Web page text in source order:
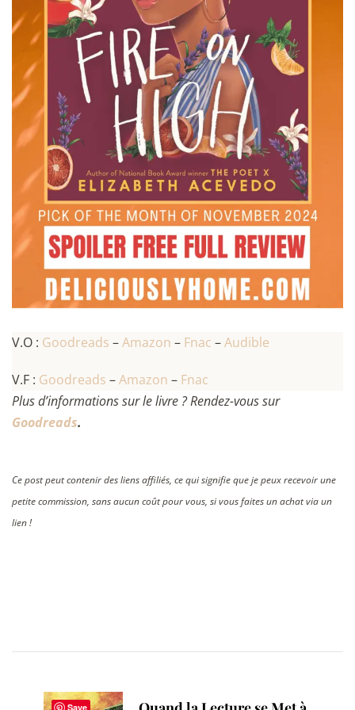
V.O : Goodreads –Amazon – Fnac –Audible
V.F : Goodreads –Amazon – Fnac
Plus d’informations sur le livre ? Rendez-vous sur
Goodreads.
Ce post peut contenir des liens affiliés, ce qui signifie que je peux recevoir une
petite commission, sans aucun coût pour vous, si vous faites un achat via un
lien !
Navigation
Save